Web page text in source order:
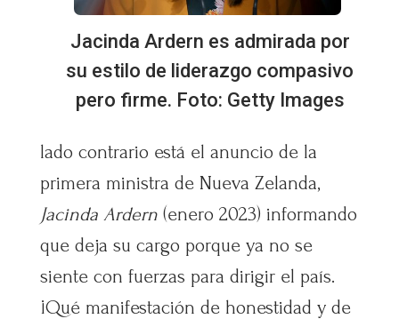
Jacinda Ardern es admirada por
su estilo de liderazgo compasivo
pero firme. Foto: Getty Images
lado contrario está el anuncio de la
primera ministra de Nueva Zelanda,
Jacinda Ardern(enero 2023) informando
que deja su cargo porque ya no se
siente con fuerzas para dirigir el país.
¡Qué manifestación de honestidad y de